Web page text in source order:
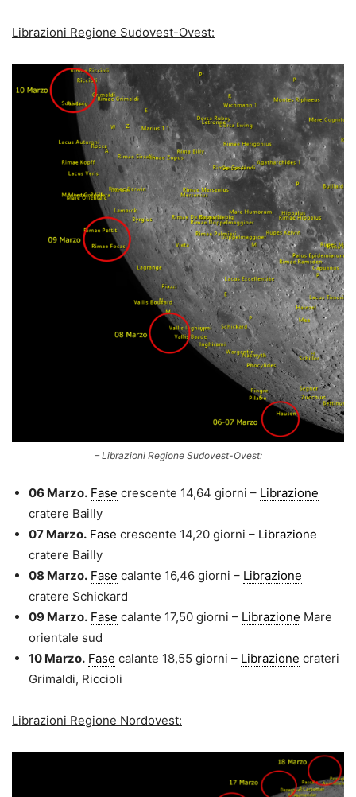
Librazioni Regione Sudovest-Ovest:
– Librazioni Regione Sudovest-Ovest:
06 Marzo. Fase crescente 14,64 giorni – Librazione
cratere Bailly
07 Marzo. Fase crescente 14,20 giorni – Librazione
cratere Bailly
08 Marzo. Fase calante 16,46 giorni – Librazione
cratere Schickard
09 Marzo. Fase calante 17,50 giorni – Librazione Mare
orientale sud
10 Marzo. Fase calante 18,55 giorni – Librazione crateri
Grimaldi, Riccioli
Librazioni Regione Nordovest: